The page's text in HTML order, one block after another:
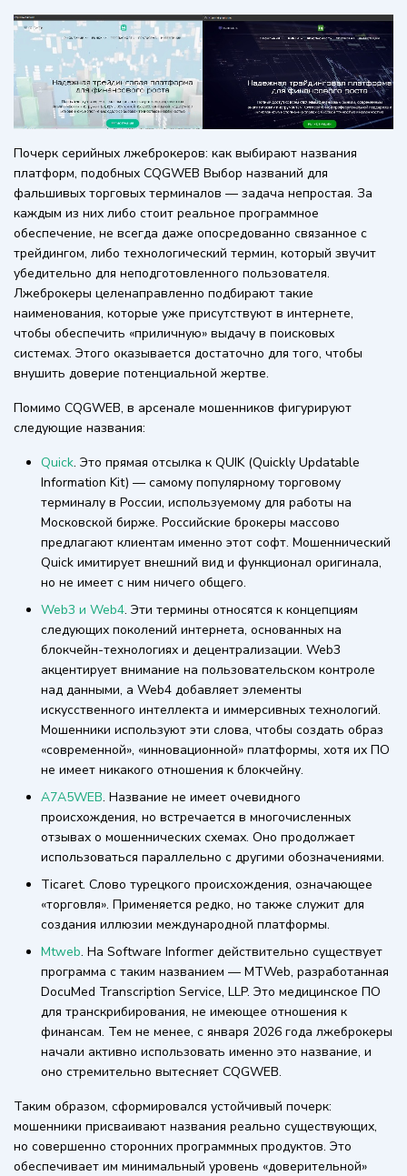
Почерк серийных лжеброкеров: как выбирают названия
платформ, подобных CQGWEB Выбор названий для
фальшивых торговых терминалов — задача непростая. За
каждым из них либо стоит реальное программное
обеспечение, не всегда даже опосредованно связанное с
трейдингом, либо технологический термин, который звучит
убедительно для неподготовленного пользователя.
Лжеброкеры целенаправленно подбирают такие
наименования, которые уже присутствуют в интернете,
чтобы обеспечить «приличную» выдачу в поисковых
системах. Этого оказывается достаточно для того, чтобы
внушить доверие потенциальной жертве.
Помимо CQGWEB, в арсенале мошенников фигурируют
следующие названия:
Quick. Это прямая отсылка к QUIK (Quickly Updatable
Information Kit) — самому популярному торговому
терминалу в России, используемому для работы на
Московской бирже. Российские брокеры массово
предлагают клиентам именно этот софт. Мошеннический
Quick имитирует внешний вид и функционал оригинала,
но не имеет с ним ничего общего.
Web3 и Web4. Эти термины относятся к концепциям
следующих поколений интернета, основанных на
блокчейн-технологиях и децентрализации. Web3
акцентирует внимание на пользовательском контроле
над данными, а Web4 добавляет элементы
искусственного интеллекта и иммерсивных технологий.
Мошенники используют эти слова, чтобы создать образ
«современной», «инновационной» платформы, хотя их ПО
не имеет никакого отношения к блокчейну.
A7A5WEB. Название не имеет очевидного
происхождения, но встречается в многочисленных
отзывах о мошеннических схемах. Оно продолжает
использоваться параллельно с другими обозначениями.
Ticaret. Слово турецкого происхождения, означающее
«торговля». Применяется редко, но также служит для
создания иллюзии международной платформы.
Mtweb. На Software Informer действительно существует
программа с таким названием — MTWeb, разработанная
DocuMed Transcription Service, LLP. Это медицинское ПО
для транскрибирования, не имеющее отношения к
финансам. Тем не менее, с января 2026 года лжеброкеры
начали активно использовать именно это название, и
оно стремительно вытесняет CQGWEB.
Таким образом, сформировался устойчивый почерк:
мошенники присваивают названия реально существующих,
но совершенно сторонних программных продуктов. Это
обеспечивает им минимальный уровень «доверительной»